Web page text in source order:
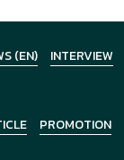
(EN) INTERVIEW
PROMOTION